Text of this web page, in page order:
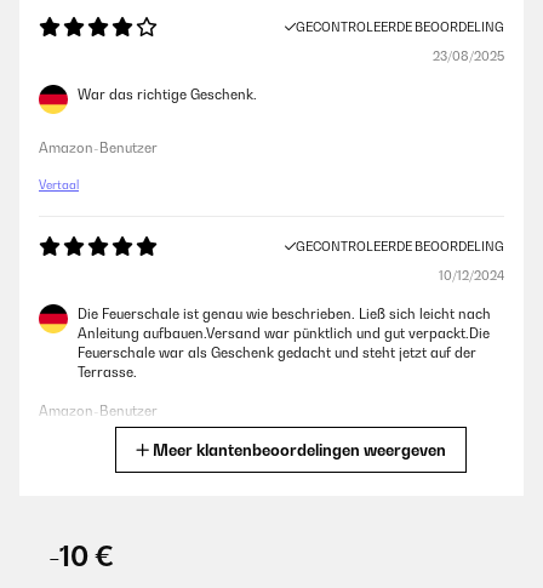
GECONTROLEERDE BEOORDELING
23/08/2025
War das richtige Geschenk.
Amazon-Benutzer
Vertaal
GECONTROLEERDE BEOORDELING
10/12/2024
Die Feuerschale ist genau wie beschrieben. Ließ sich leicht nach
Anleitung aufbauen.Versand war pünktlich und gut verpackt.Die
Feuerschale war als Geschenk gedacht und steht jetzt auf der
Terrasse.
Amazon-Benutzer
Meer klantenbeoordelingen weergeven
-10 €